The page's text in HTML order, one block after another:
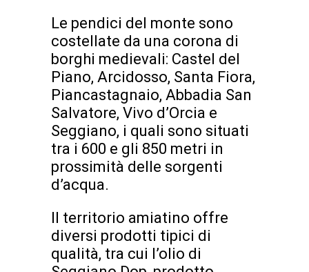
Le pendici del monte sono
costellate da una corona di
borghi medievali: Castel del
Piano, Arcidosso, Santa Fiora,
Piancastagnaio, Abbadia San
Salvatore, Vivo d’Orcia e
Seggiano, i quali sono situati
tra i 600 e gli 850 metri in
prossimità delle sorgenti
d’acqua.
Il territorio amiatino offre
diversi prodotti tipici di
qualità, tra cui l’olio di